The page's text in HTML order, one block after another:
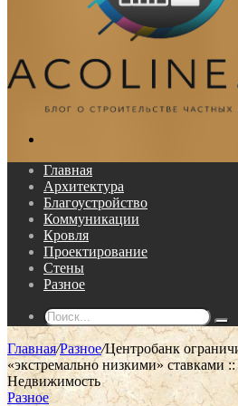
Главная
Архитектура
Благоустройство
Коммуникации
Кровля
Проектирование
Стены
Разное
Главная/Разное/Центробанк
«экстремально низкими» ставками
Недвижимость
Разное